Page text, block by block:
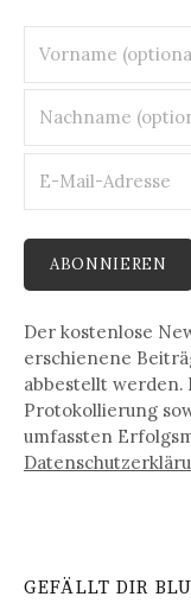
Der kostenlose
erschienene
abbestellt werden.
Protokollierung
umfassten
GEFÄLLT DIR